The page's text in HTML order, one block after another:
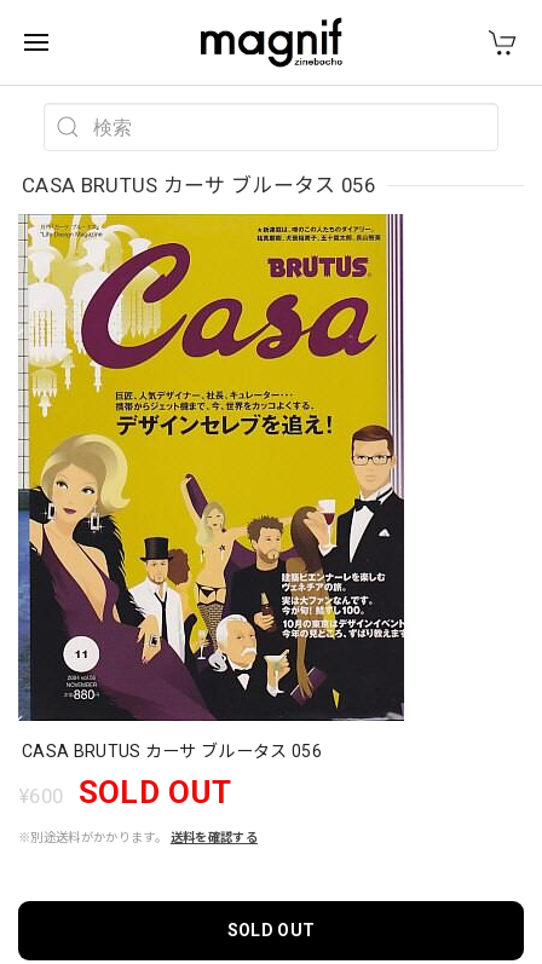
CASA BRUTUS カーサ ブルータス 056
CASA BRUTUS カーサ ブルータス 056
¥600 SOLD OUT
※別途送料がかかります。 送料を確認する
SOLD OUT